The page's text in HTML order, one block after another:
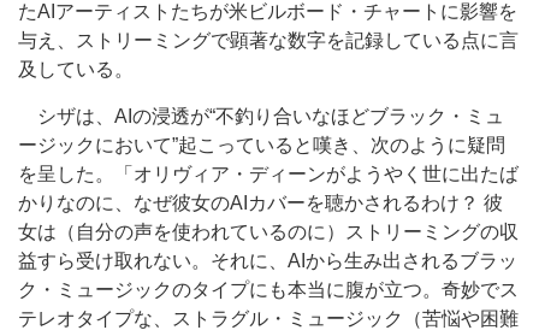
たAIアーティストたちが米ビルボード・チャートに影響を
与え、ストリーミングで顕著な数字を記録している点に言
及している。
シザは、AIの浸透が“不釣り合いなほどブラック・ミュ
ージックにおいて”起こっていると嘆き、次のように疑問
を呈した。「オリヴィア・ディーンがようやく世に出たば
かりなのに、なぜ彼女のAIカバーを聴かされるわけ？ 彼
女は（自分の声を使われているのに）ストリーミングの収
益すら受け取れない。それに、AIから生み出されるブラッ
ク・ミュージックのタイプにも本当に腹が立つ。奇妙でス
テレオタイプな、ストラグル・ミュージック（苦悩や困難